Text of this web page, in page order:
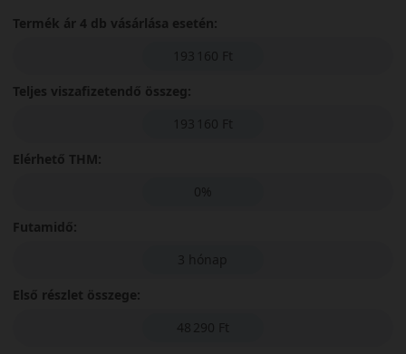
Termék ár 4 db vásárlása esetén:
193 160 Ft
Teljes viszafizetendő összeg:
193 160 Ft
Elérhető THM:
0%
Futamidő:
3 hónap
Első részlet összege:
48 290 Ft